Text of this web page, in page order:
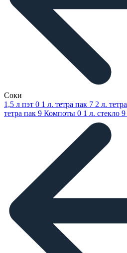
Соки
1,5 л пэт 0 1 л. тетра пак 7 2 л.
тетра пак 9 Компоты 0 1 л. стекло 9